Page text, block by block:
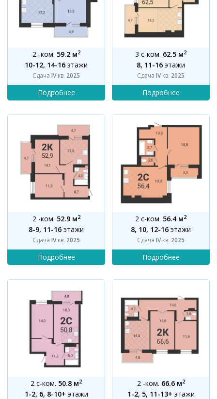
2 -ком. 59.2 м2
10-12, 14-16 этажи
Сдача IVкв. 2025
3 с-ком. 62.5 м2
8, 11-16 этажи
Сдача IVкв. 2025
2 -ком. 52.9 м2
8-9, 11-16 этажи
Сдача IVкв. 2025
2 с-ком. 56.4 м2
8, 10, 12-16 этажи
Сдача IVкв. 2025
2 с-ком. 50.8 м2
1-2, 6, 8-10+ этажи
2 -ком. 66.6 м2
1-2, 5, 11-13+ этажи